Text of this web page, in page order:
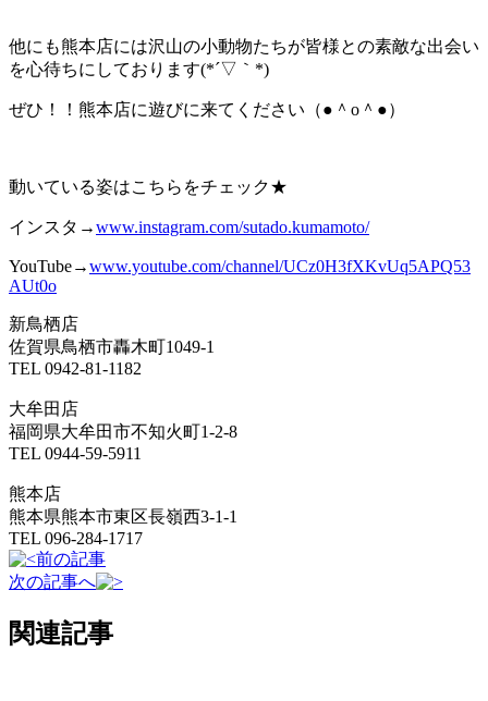
他にも熊本店には沢山の小動物たちが皆様との素敵な出会い
を心待ちにしております(*´▽｀*)
ぜひ！！熊本店に遊びに来てください（●＾o＾●）
動いている姿はこちらをチェック★
インスタ→www.instagram.com/sutado.kumamoto/
YouTube→www.youtube.com/channel/UCz0H3fXKvUq5APQ53
AUt0o
新鳥栖店
佐賀県鳥栖市轟木町1049-1
TEL 0942-81-1182
大牟田店
福岡県大牟田市不知火町1-2-8
TEL 0944-59-5911
熊本店
熊本県熊本市東区長嶺西3-1-1
TEL 096-284-1717
前の記事
次の記事へ
関連記事